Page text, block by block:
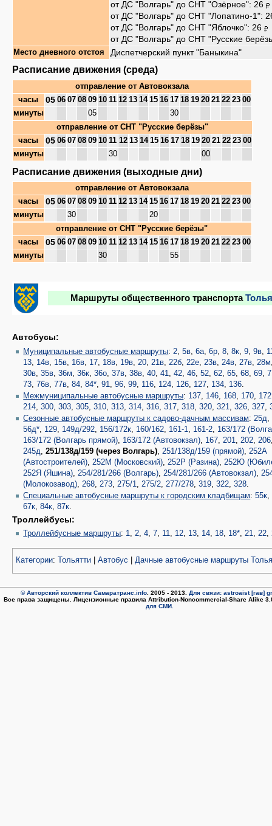
от ДС "Волгарь" до СНТ "Озёрное": 26
от ДС "Волгарь" до СНТ "Лопатино-1":
от ДС "Волгарь" до СНТ "Яблочко": 26
от ДС "Волгарь" до СНТ "Русские
Место дневного отстоя Диспетчерский пункт "Баныкина"
Расписание движения (среда)
отправление от Автовокзала
часы
05 06 07 08 09 10 11 12 13 14 15 16 17 18 19 20 21 22 23 00
минуты
05
30
отправление от СНТ "Русские берёзы"
часы
05 06 07 08 09 10 11 12 13 14 15 16 17 18 19 20 21 22 23 00
минуты
30 00
Расписание движения (выходные дни)
отправление от Автовокзала
часы
05 06 07 08 09 10 11 12 13 14 15 16 17 18 19 20 21 22 23 00
минуты
30
20
отправление от СНТ "Русские берёзы"
часы
05 06 07 08 09 10 11 12 13 14 15 16 17 18 19 20 21 22 23 00
минуты
30 55
Маршруты общественного транспорта
Автобусы:
Муниципальные автобусные маршруты: 2 ,5в ,6а ,6р ,8 ,8к ,9 ,9в
13
14в 15в 16в 17 18в 19в 20 21в 22б 22е 23в 24в 27в 28м
30в ,35в ,36м ,36к ,36о ,37в ,38в ,40 ,41 ,42 ,46 ,52 ,62 ,65 ,68 ,69 ,
73 ,76в ,77в ,84 ,84* ,91 ,96 ,99 116 124 126 127 134 136
Межмуниципальные автобусные маршруты: 137, 146, 168, 170, 172
214,300,303,305,310,313,314,316,317,318,320,321,326,327,
Сезонные автобусные маршруты к садово-дачным массивам:25д,
56д*, 129, 149д/292, 156/172к, 160/162, 161-1, 161-2, 163/172
163/172 (Волгарь прямой), 163/172 (Автовокзал), 167,201,202,206
245д,251/138д/159 (через Волгарь),251/138д/159 (прямой),252А
(Автостроителей),252М (Московский),252Р (Разина),252Ю
252Я (Яшина),254/281/266 (Волгарь),254/281/266 (Автовокзал),
(Молокозавод),268,273,275/1,275/2,277/278,319,322,328.
Специальные автобусные маршруты к городским кладбищам:55к,
67к,84к,87к.
Троллейбусы:
Троллейбусные маршруты: 1,2,4, 7, 11, 12, 13, 14, 18, 18*,21,22,
Категории: Тольятти Автобус Дачные автобусные маршруты
© Авторский коллектив Самаратранс.info . 2005 - 2013. Для связи: astroaist [гав]
Все права защищены. Лицензионные правила Attribution-Noncommercial-Share Alike
для СМИ.